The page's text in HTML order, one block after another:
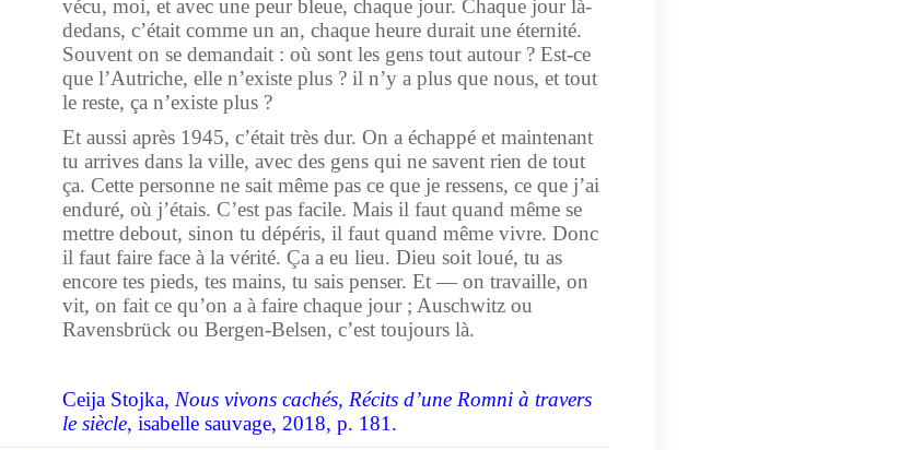
vécu, moi, et avec une peur bleue, chaque jour. Chaque jour là-
dedans, c’était comme un an, chaque heure durait une éternité.
Souvent on se demandait : où sont les gens tout autour ? Est-ce
que l’Autriche, elle n’existe plus ? il n’y a plus que nous, et tout
le reste, ça n’existe plus ?
Et aussi après 1945, c’était très dur. On a échappé et maintenant
tu arrives dans la ville, avec des gens qui ne savent rien de tout
ça. Cette personne ne sait même pas ce que je ressens, ce que j’ai
enduré, où j’étais. C’est pas facile. Mais il faut quand même se
mettre debout, sinon tu dépéris, il faut quand même vivre. Donc
il faut faire face à la vérité. Ça a eu lieu. Dieu soit loué, tu as
encore tes pieds, tes mains, tu sais penser. Et — on travaille, on
vit, on fait ce qu’on a à faire chaque jour ; Auschwitz ou
Ravensbrück ou Bergen-Belsen, c’est toujours là.
Ceija Stojka, Nous vivons cachés, Récits d’une Romni à travers
le siècle, isabelle sauvage, 2018, p. 181.